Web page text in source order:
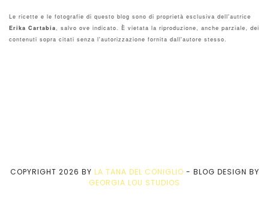
Le ricette e le fotografie di questo blog sono di proprietà esclusiva dell'autrice
Erika Cartabia, salvo ove indicato. È vietata la riproduzione, anche parziale, dei
contenuti sopra citati senza l'autorizzazione fornita dall'autore stesso.
COPYRIGHT 2026 BY LA TANA DEL CONIGLIO - BLOG DESIGN BY
GEORGIA LOU STUDIOS